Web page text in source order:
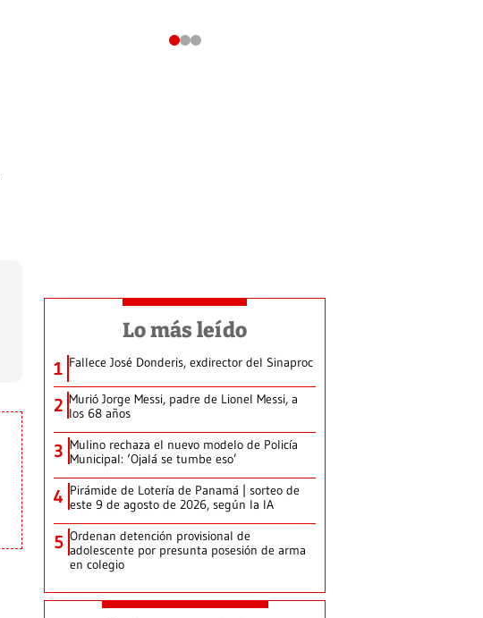
Lo más leído
1 Fallece José Donderis, exdirector del Sinaproc
2 Murió Jorge Messi, padre de Lionel Messi, a
los 68 años
3 Mulino rechaza el nuevo modelo de Policía
Municipal: ‘Ojalá se tumbe eso’
4 Pirámide de Lotería de Panamá | sorteo de
este 9 de agosto de 2026, según la IA
5 Ordenan detención provisional de
adolescente por presunta posesión de arma
en colegio